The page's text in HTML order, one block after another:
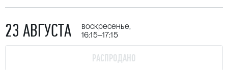
23 АВГУСТА
воскресенье,
16:15–17:15
РАСПРОДАНО